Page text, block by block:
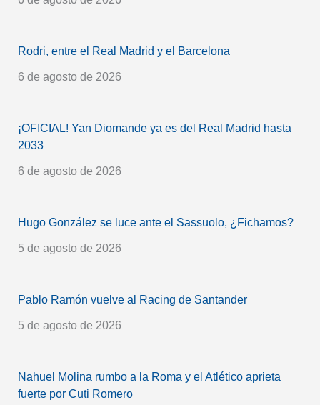
Rodri, entre el Real Madrid y el Barcelona
6 de agosto de 2026
¡OFICIAL! Yan Diomande ya es del Real Madrid hasta
2033
6 de agosto de 2026
Hugo González se luce ante el Sassuolo, ¿Fichamos?
5 de agosto de 2026
Pablo Ramón vuelve al Racing de Santander
5 de agosto de 2026
Nahuel Molina rumbo a la Roma y el Atlético aprieta
fuerte por Cuti Romero